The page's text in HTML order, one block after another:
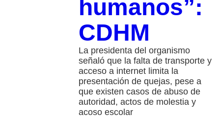
humanos”:
CDHM
La presidenta del organismo
señaló que la falta de transporte y
acceso a internet limita la
presentación de quejas, pese a
que existen casos de abuso de
autoridad, actos de molestia y
acoso escolar